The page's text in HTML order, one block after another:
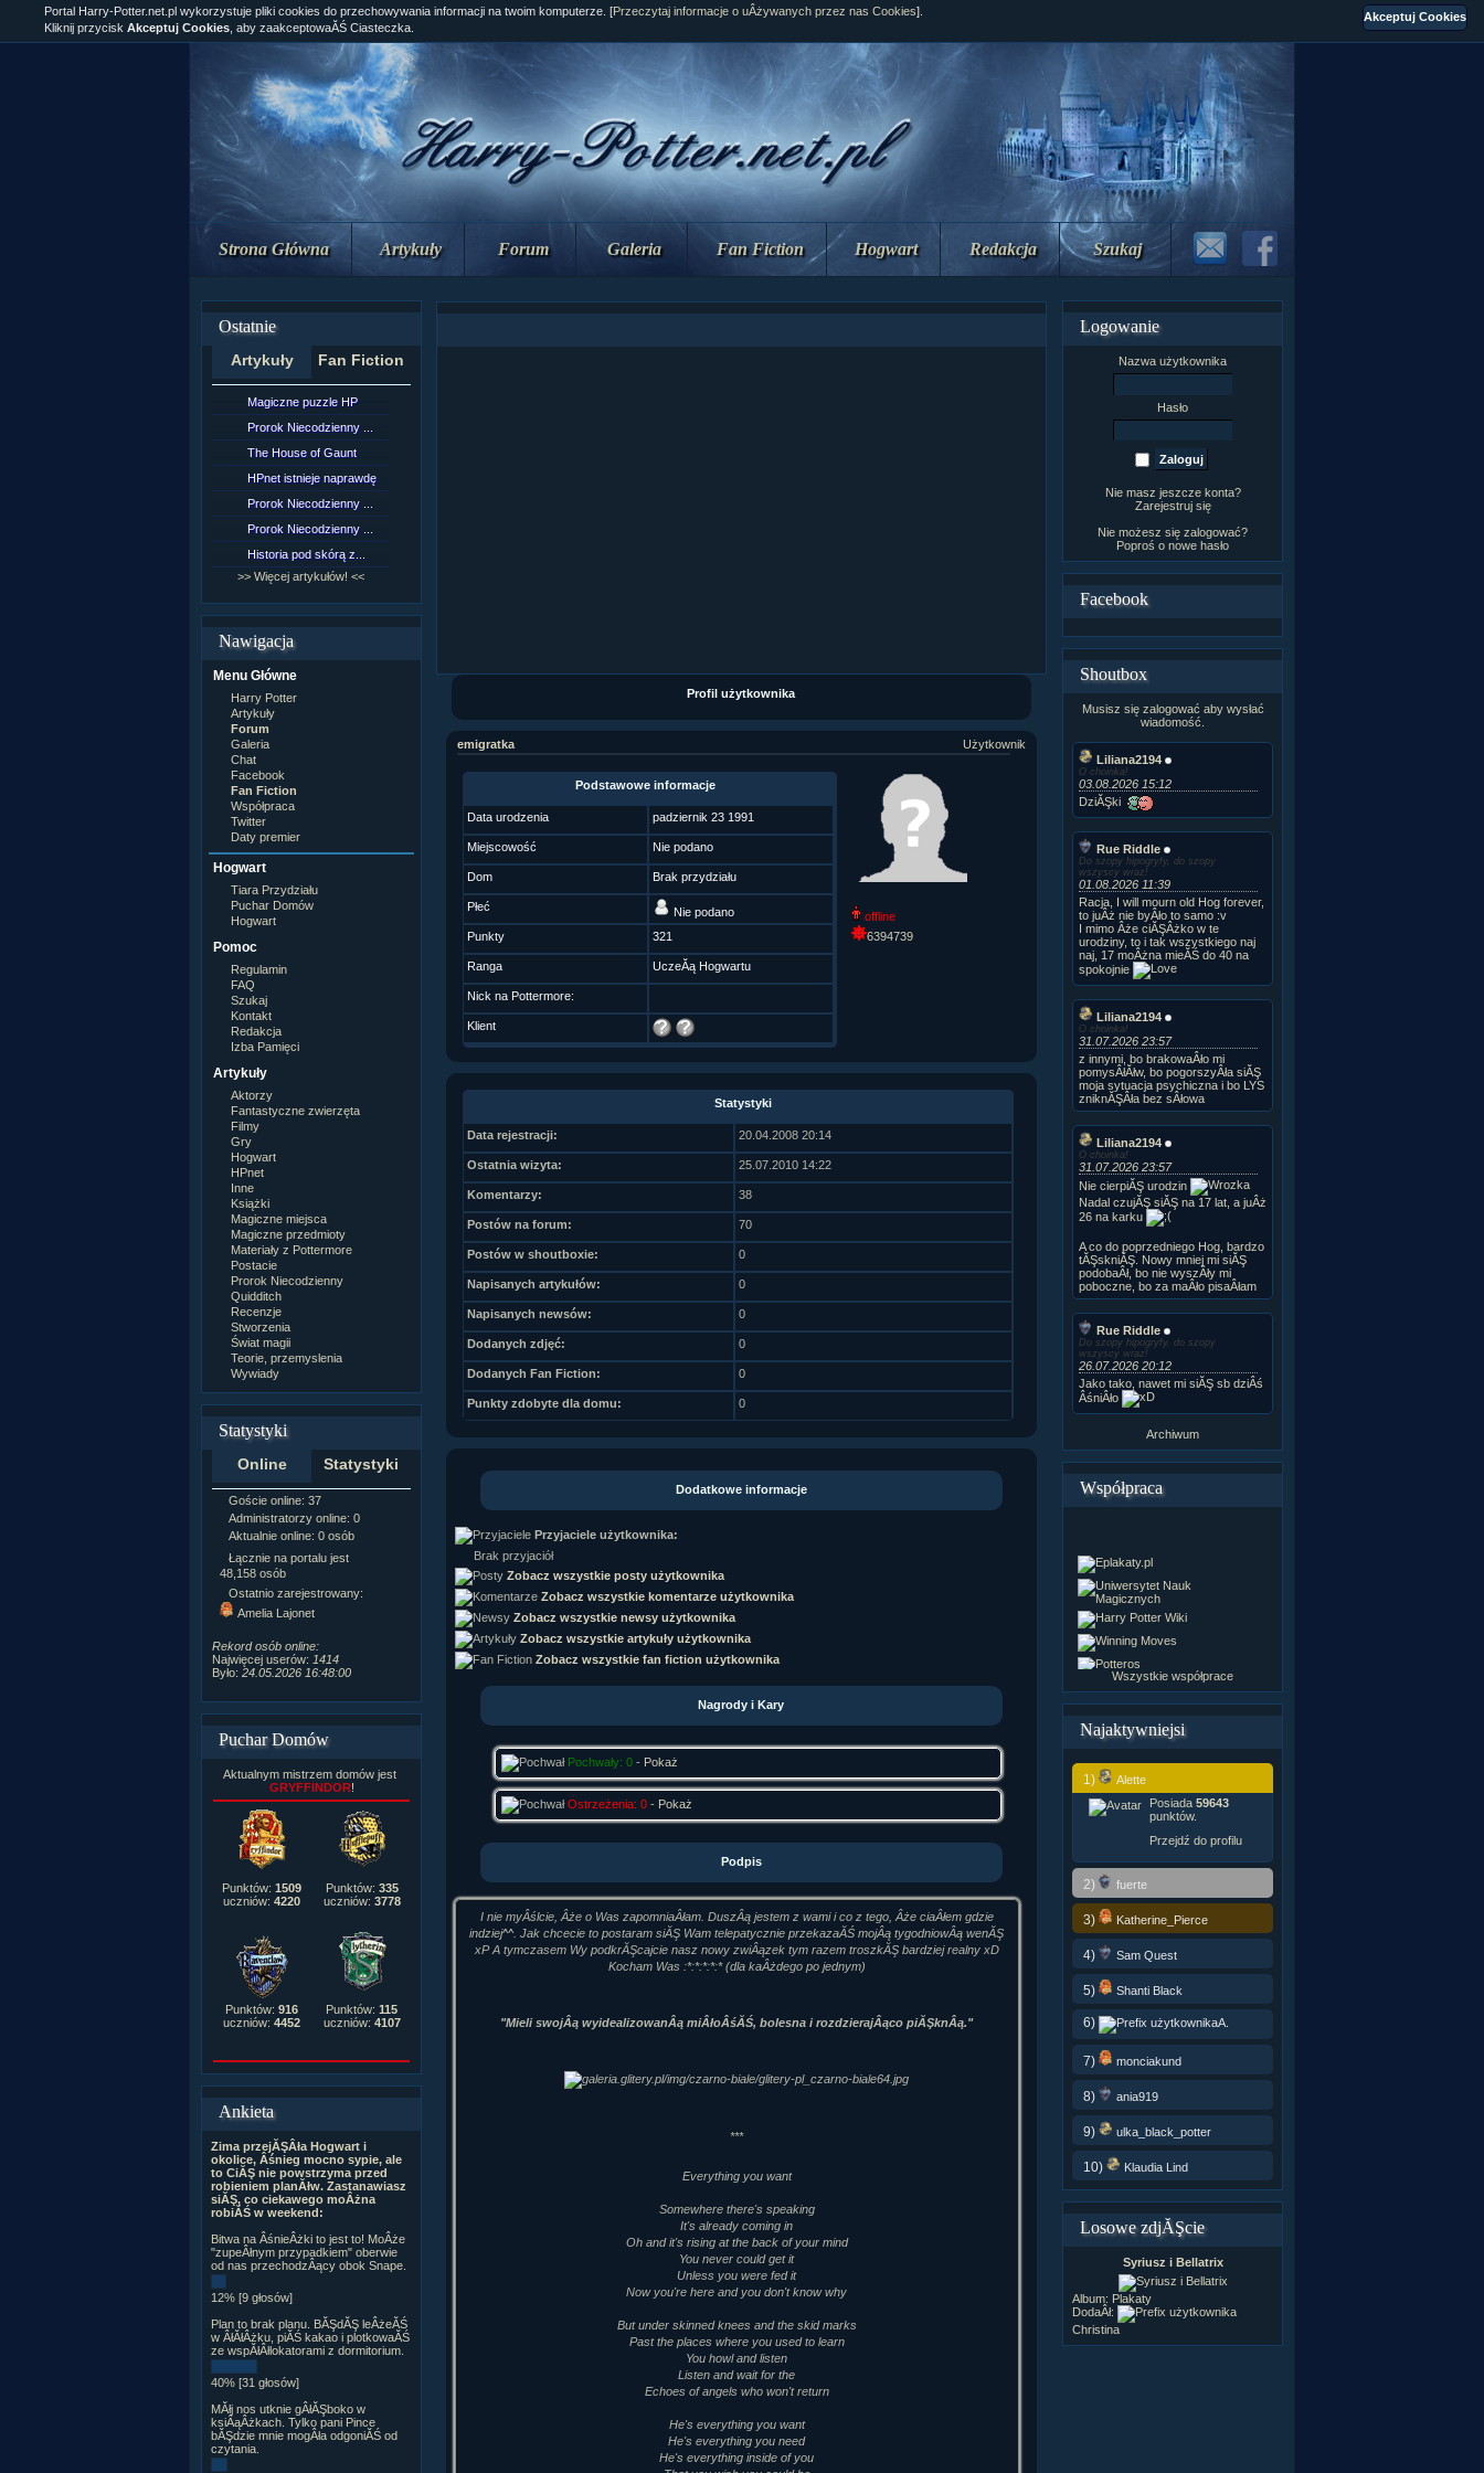
Strona Główna Artykuły Forum Galeria Fan Fiction Hogwart Redakcja Szukaj
Ostatnie
Artykuły Fan Fiction
Magiczne puzzle HP
Prorok Niecodzienny ...
The House of Gaunt
HPnet istnieje naprawdę
Prorok Niecodzienny ...
Prorok Niecodzienny ...
Historia pod skórą z...
>> Więcej artykułów! <<
Nawigacja
Menu Główne
Harry Potter
Artykuły
Forum
Galeria
Chat
Facebook
Fan Fiction
Współpraca
Twitter
Daty premier
Hogwart
Tiara Przydziału
Puchar Domów
Hogwart
Pomoc
Regulamin
FAQ
Szukaj
Kontakt
Redakcja
Izba Pamięci
Artykuły
Aktorzy
Fantastyczne zwierzęta
Filmy
Gry
Hogwart
HPnet
Inne
Książki
Magiczne miejsca
Magiczne przedmioty
Materiały z Pottermore
Postacie
Prorok Niecodzienny
Quidditch
Recenzje
Stworzenia
Świat magii
Teorie, przemyslenia
Wywiady
Statystyki
Online Statystyki
Goście online: 37
Administratorzy online: 0
Aktualnie online: 0 osób
Łącznie na portalu jest
48,158 osób
Ostatnio zarejestrowany:
Amelia Lajonet
Rekord osób online:
Najwięcej userów: 1414
Było: 24.05.2026 16:48:00
Napisanych artykułów:
Zdjęć w galerii:21,490
Tematów na forum:3,921
Postów na forum:319,637
Komentarzy do materiałów:
222,019
Rozdanych pochwał:3,327
Wlepionych ostrzeżeń:4,170
Puchar Domów
Aktualnym mistrzem domów jest
GRYFFINDOR!
Punktów: 1509
uczniów: 4220
Punktów: 335
uczniów: 3778
Punktów: 916
uczniów: 4452
Punktów: 115
uczniów: 4107
Ankieta
Zima przejĂŞÂła Hogwart i
okolice, Âśnieg mocno sypie, ale
to CiĂŞ nie powstrzyma przed
robieniem planĂłw. Zastanawiasz
siĂŞ, co ciekawego moÂżna
robiĂŚ w weekend:
Bitwa na ÂśnieÂżki to jest to! MoÂże
"zupeÂłnym przypadkiem" oberwie
od nas przechodzÂący obok Snape.
12% [9 głosów]
Plan to brak planu. BĂŞdĂŞ leÂżeĂŚ
w ÂłĂłÂżku, piĂŚ kakao i plotkowaĂŚ
ze wspĂłÂłlokatorami z dormitorium.
40% [31 głosów]
MĂłj nos utknie gÂłĂŞboko w
ksiÂąÂżkach. Tylko pani Pince
bĂŞdzie mnie mogÂła odgoniĂŚ od
czytania.
Portal Harry-Potter.net.pl wykorzystuje pliki cookies do przechowywania informacji na twoim komputerze. [Przeczytaj informacje o uÂżywanych przez nas Cookies].
Kliknij przycisk Akceptuj Cookies , aby zaakceptowaĂŚ Ciasteczka.
Profil użytkownika
emigratka Użytkownik
Podstawowe informacje
Data urodzenia padziernik 23 1991
Miejscowość Nie podano
Dom Brak przydziału
Płeć
Nie podano
Punkty
321
Ranga UczeĂą Hogwartu
Nick na Pottermore:
Klient
offline
6394739
Statystyki
Data rejestracji: 20.04.2008 20:14
Ostatnia wizyta: 25.07.2010 14:22
Komentarzy: 38
Postów na forum: 70
Postów w shoutboxie: 0
Napisanych artykułów: 0
Napisanych newsów: 0
Dodanych zdjęć: 0
Dodanych Fan Fiction: 0
Punkty zdobyte dla domu: 0
Dodatkowe informacje
Przyjaciele użytkownika:
Brak przyjaciół
Zobacz wszystkie posty użytkownika
Zobacz wszystkie komentarze użytkownika
Zobacz wszystkie newsy użytkownika
Zobacz wszystkie artykuły użytkownika
Zobacz wszystkie fan fiction użytkownika
Nagrody i Kary
Pochwały: 0- Pokaż
Ostrzeżenia: 0- Pokaż
Podpis
I nie myÂślcie, Âże o Was zapomniaÂłam. DuszÂą jestem z wami i co z tego, Âże ciaÂłem gdzie
indziej^^. Jak chcecie to postaram siĂŞ Wam telepatycznie przekazaĂŚ mojÂą tygodniowÂą wenĂŞ
xP A tymczasem Wy podkrĂŞcajcie nasz nowy zwiÂązek tym razem troszkĂŞ bardziej realny xD
Kocham Was :*:*:*:*:* (dla kaÂżdego po jednym)
"Mieli swojÂą wyidealizowanÂą miÂłoÂśĂŚ, bolesna i rozdzierajÂąco piĂŞknÂą."
***
Everything you want
Somewhere there's speaking
It's already coming in
Oh and it's rising at the back of your mind
You never could get it
Unless you were fed it
Now you're here and you don't know why
But under skinned knees and the skid marks
Past the places where you used to learn
You howl and listen
Listen and wait for the
Echoes of angels who won't return
He's everything you want
He's everything you need
He's everything inside of you
Logowanie
Nazwa użytkownika
Hasło
Nie masz jeszcze konta?
Zarejestruj się
Nie możesz się zalogować?
Poproś o nowe hasło
Facebook
Shoutbox
Musisz się zalogować aby wysłać
wiadomość.
Liliana2194
O choinka!
03.08.2026 15:12
DziĂŞki
Rue Riddle
Do szopy hipogryfy, do szopy
wszyscy wraz!
01.08.2026 11:39
Racja, I will mourn old Hog forever,
to juÂż nie byÂło to samo :v
I mimo Âże ciĂŞÂżko w te
urodziny, to i tak wszystkiego naj
naj, 17 moÂżna mieĂŚ do 40 na
spokojnie
Liliana2194
O choinka!
31.07.2026 23:57
z innymi, bo brakowaÂło mi
pomysÂłĂłw, bo pogorszyÂła siĂŞ
moja sytuacja psychiczna i bo LYS
zniknĂŞÂła bez sÂłowa
Liliana2194
O choinka!
31.07.2026 23:57
Nie cierpiĂŞ urodzin
Nadal czujĂŞ siĂŞ na 17 lat, a juÂż
26 na karku
A co do poprzedniego Hog, bardzo
tĂŞskniĂŞ. Nowy mniej mi siĂŞ
podobaÂł, bo nie wyszÂły mi
poboczne, bo za maÂło pisaÂłam
Rue Riddle
Do szopy hipogryfy, do szopy
wszyscy wraz!
26.07.2026 20:12
Jako tako, nawet mi siĂŞ sb dziÂś
ÂśniÂło
Archiwum
Współpraca
Wszystkie współprace
Najaktywniejsi
1)
Alette
Posiada 59643
punktów.
Przejdź do profilu
2) fuerte
3) Katherine_Pierce
4) Sam Quest
5) Shanti Black
6) A.
7) monciakund
8) ania919
9) ulka_black_potter
10) Klaudia Lind
Losowe zdjĂŞcie
Syriusz i Bellatrix
Album: Plakaty
DodaÂł:
Christina